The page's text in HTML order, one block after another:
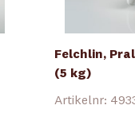
Felchlin,
(5 kg)
Artikelnr: